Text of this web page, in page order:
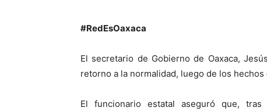
#RedEsOaxaca
El secretario de Gobierno de Oaxaca,
retorno a la normalidad, luego de los
El funcionario estatal aseguró que,